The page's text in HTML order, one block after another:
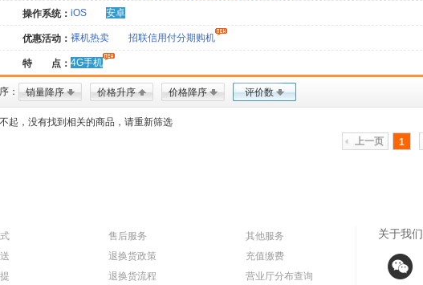
操作系统： iOS 安卓
优惠活动： 裸机热卖 招联信用付分期购机
特 点： 4G手机
： 销量降序 价格升序 价格降序 评价数
起，没有找到相关的商品，请重新筛选
上一页
1
售后服务
退换货政策
退换货流程
其他服务
充值缴费
营业厅分布查询
关于我们